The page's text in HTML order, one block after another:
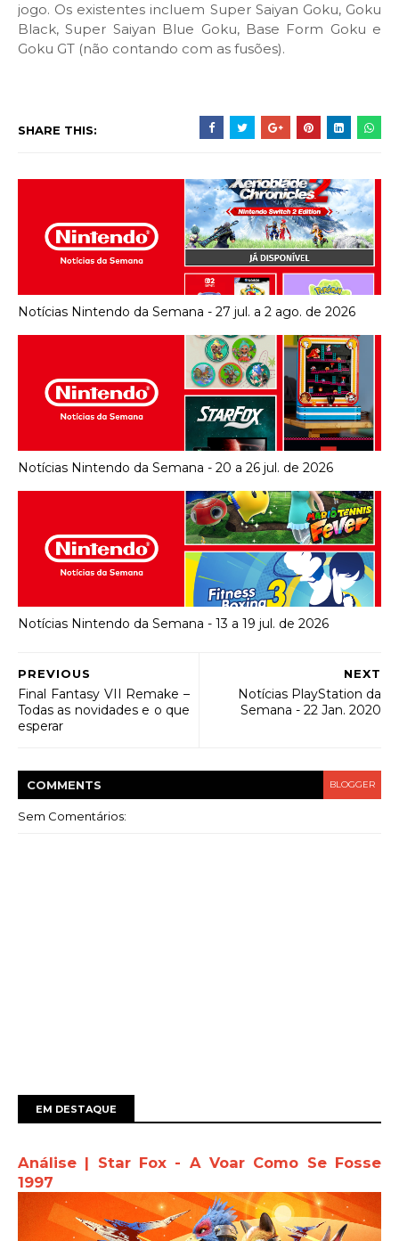
jogo. Os existentes incluem Super Saiyan Goku, Goku
Black, Super Saiyan Blue Goku, Base Form Goku e
Goku GT (não contando com as fusões).
SHARE THIS:
Notícias Nintendo da Semana - 27 jul. a 2 ago. de 2026
Notícias Nintendo da Semana - 20 a 26 jul. de 2026
Notícias Nintendo da Semana - 13 a 19 jul. de 2026
NEXT
Notícias PlayStation da
Semana - 22 Jan. 2020
PREVIOUS
Final Fantasy VII Remake –
Todas as novidades e o que
esperar
COMMENTS BLOGGER
Sem Comentários:
EM DESTAQUE
Análise | Star Fox - A Voar Como Se Fosse
1997